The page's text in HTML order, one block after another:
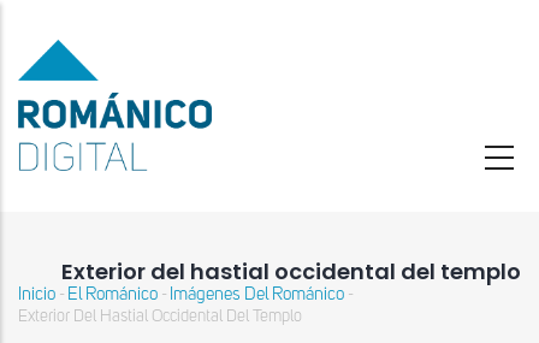
contenido
principal
Exterior del hastial occidental del templo
Sobrescribir
Inicio - El Románico - Imágenes Del Románico -
Exterior Del Hastial Occidental Del Templo